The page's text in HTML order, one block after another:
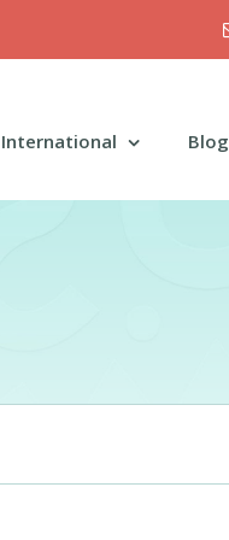
International Blog